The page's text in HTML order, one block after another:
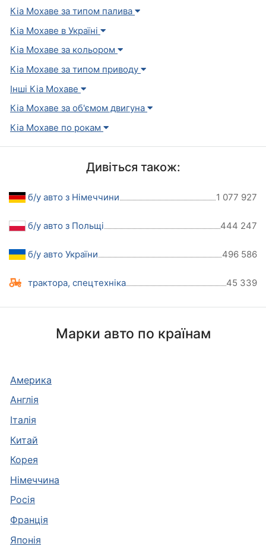
Кіа Мохаве за типом палива
Кіа Мохаве в Україні
Кіа Мохаве за кольором
Кіа Мохаве за типом приводу
Інші Кіа Мохаве
Кіа Мохаве за об'ємом двигуна
Кіа Мохаве по рокам
Дивіться також:
б/у авто з Німеччини 1 077 927
б/у авто з Польщі 444 247
б/у авто України 496 586
трактора, спецтехніка 45 339
Марки авто по країнам
Америка
Англія
Італія
Китай
Корея
Німеччина
Росія
Франція
Японія